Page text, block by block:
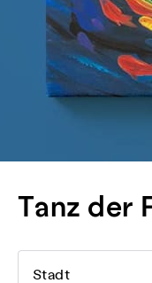
Tanz der
Stadt